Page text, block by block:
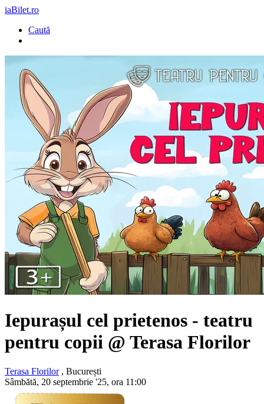
iaBilet.ro
Caută
Iepurașul cel prietenos - teatru
pentru copii @ Terasa Florilor
Terasa Florilor, București
Sâmbătă, 20 septembrie '25, ora 11:00